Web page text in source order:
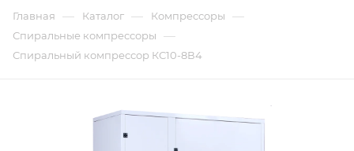
Главная — Каталог — Компрессоры —
Спиральные компрессоры —
Спиральный компрессор КС10-8В4